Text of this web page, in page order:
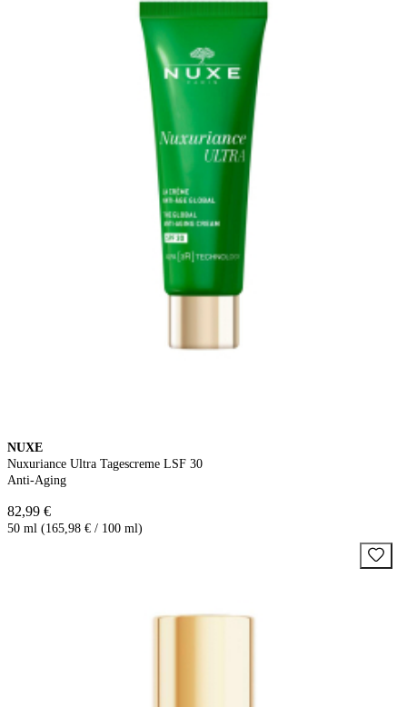
NUXE
Nuxuriance Ultra Tagescreme LSF 30
Anti-Aging
82,99 €
50 ml (165,98 € / 100 ml)